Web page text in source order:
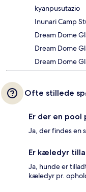
kyanpusutazio
Inunari Camp
Dream Dome
Dream Dome
Dream Dome
Ofte stillede
Er der en pool
Ja, der findes en
Er kæledyr
Ja, hunde er
kæledyr pr.